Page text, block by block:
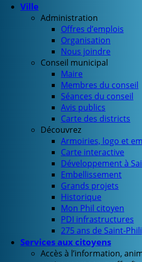
Ville
Administration
Offres d’emplois
Organisation
Nous joindre
Conseil municipal
Maire
Membres du conseil
Séances du conseil
Avis publics
Carte des districts
Découvrez
Armoiries, logo et
Carte interactive
Développement à
Embellissement
Grands projets
Historique
Mon Phil citoyen
PDI infrastructures
275 ans de Saint-
Services aux citoyens
Accès à l’information,